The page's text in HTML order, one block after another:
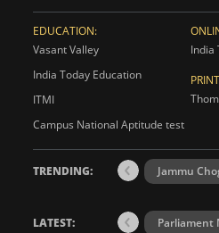
EDUCATION:
Vasant Valley
India Today Education
ITMI
Campus National Aptitude test
India
TRENDING: Jammu
LATEST: Parliament